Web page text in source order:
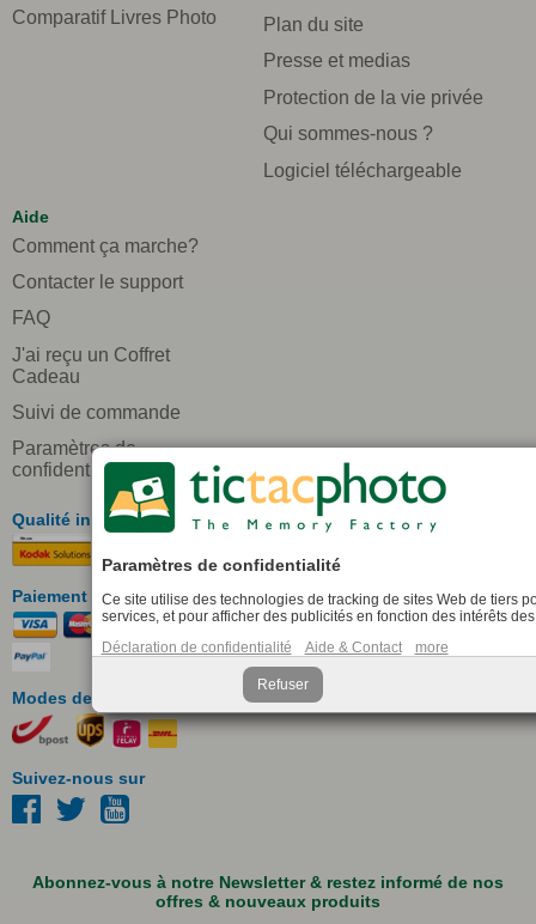
Comparatif Livres Photo
Plan du site
Presse et medias
Protection de la vie privée
Qui sommes-nous ?
Logiciel téléchargeable
Aide
Comment ça marche?
Contacter le support
FAQ
J'ai reçu un Coffret
Cadeau
Suivi de commande
Paramètres de
confidentialité
Qualité inégalée en Europe
Paiement simple & rapide
Modes de livraison
Suivez-nous sur
Paramètres de confidentialité
Ce site utilise des technologies de tracking de sites Web de tiers
services, et pour afficher des publicités en fonction des intérêts
Déclaration de confidentialité
Aide & Contact more
Refuser
Abonnez-vous à notre Newsletter & restez informé de nos
offres & nouveaux produits